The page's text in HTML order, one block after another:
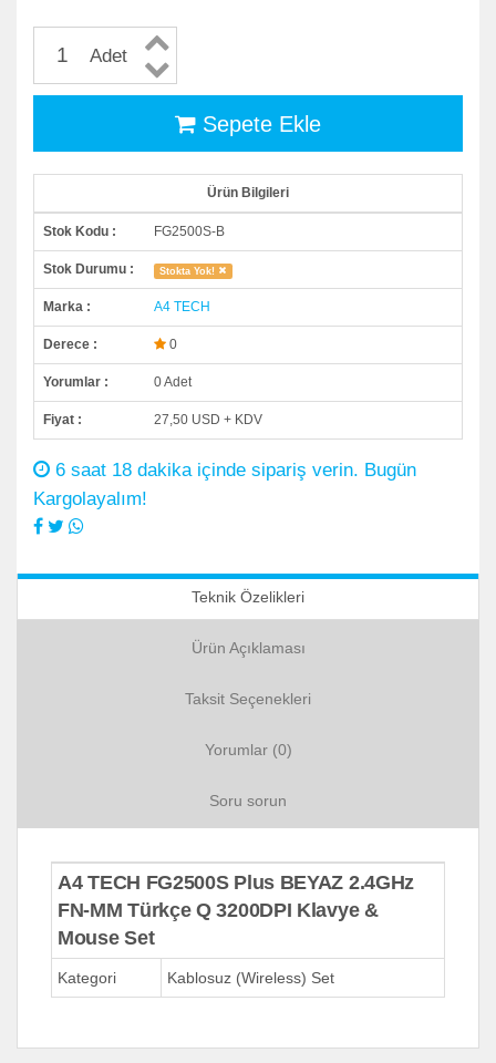
Adet
Sepete Ekle
Ürün Bilgileri
Stok Kodu : FG2500S-B
Stok Durumu : Stokta Yok!
Marka : A4 TECH
Derece : 0
Yorumlar : 0 Adet
Fiyat : 27,50 USD + KDV
6 saat 18 dakika içinde sipariş verin. Bugün
Kargolayalım!
Teknik Özelikleri
Ürün Açıklaması
Taksit Seçenekleri
Yorumlar (0)
Soru sorun
A4 TECH FG2500S Plus BEYAZ 2.4GHz
FN-MM Türkçe Q 3200DPI Klavye &
Mouse Set
Kategori Kablosuz (Wireless) Set